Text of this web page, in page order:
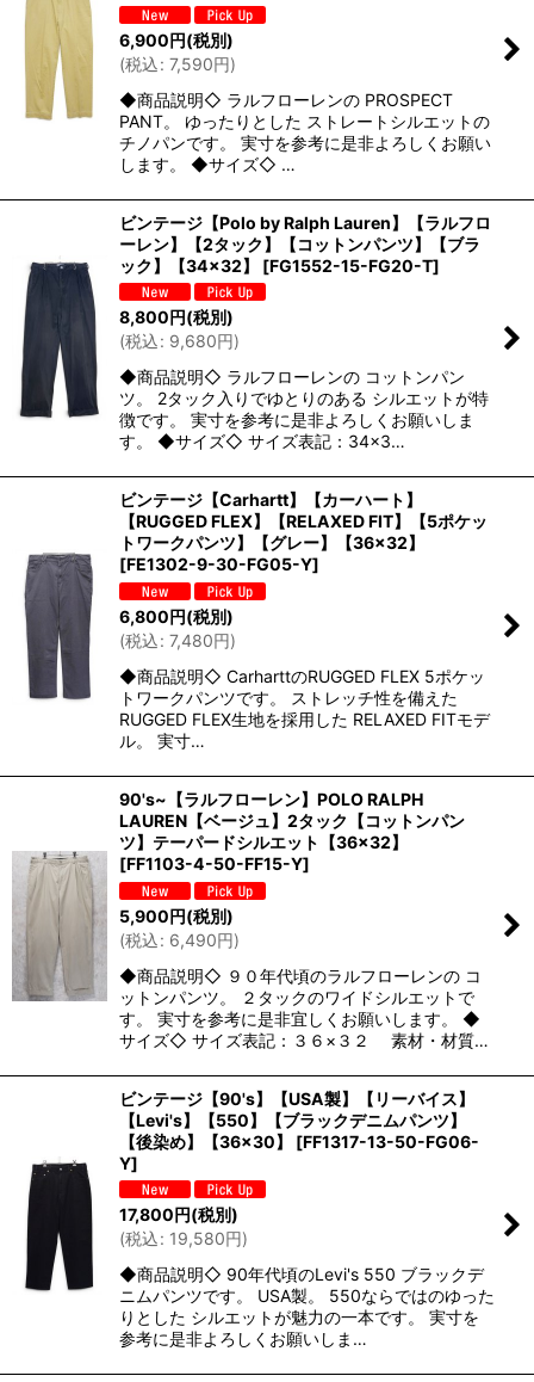
6,900円(税別)
(税込: 7,590円)
◆商品説明◇ ラルフローレンの PROSPECT
PANT。 ゆったりとした ストレートシルエットの
チノパンです。 実寸を参考に是非よろしくお願い
します。 ◆サイズ◇ …
ビンテージ【Polo by Ralph Lauren】【ラルフロ
ーレン】【2タック】【コットンパンツ】【ブラ
ック】【34×32】
[FG1552-15-FG20-T]
8,800円(税別)
(税込: 9,680円)
◆商品説明◇ ラルフローレンの コットンパン
ツ。 2タック入りでゆとりのある シルエットが特
徴です。 実寸を参考に是非よろしくお願いしま
す。 ◆サイズ◇ サイズ表記：34×3…
ビンテージ【Carhartt】【カーハート】
【RUGGED FLEX】【RELAXED FIT】【5ポケッ
トワークパンツ】【グレー】【36×32】
[FE1302-9-30-FG05-Y]
6,800円(税別)
(税込: 7,480円)
◆商品説明◇ CarharttのRUGGED FLEX 5ポケッ
トワークパンツです。 ストレッチ性を備えた
RUGGED FLEX生地を採用した RELAXED FITモデ
ル。 実寸…
90's~【ラルフローレン】POLO RALPH
LAUREN【ベージュ】2タック【コットンパン
ツ】テーパードシルエット【36×32】
[FF1103-4-50-FF15-Y]
5,900円(税別)
(税込: 6,490円)
◆商品説明◇ ９０年代頃のラルフローレンの コ
ットンパンツ。 ２タックのワイドシルエットで
す。 実寸を参考に是非宜しくお願いします。 ◆
サイズ◇ サイズ表記：３６×３２ 素材・材質…
ビンテージ【90's】【USA製】【リーバイス】
【Levi's】【550】【ブラックデニムパンツ】
【後染め】【36×30】
[FF1317-13-50-FG06-
Y]
17,800円(税別)
(税込: 19,580円)
◆商品説明◇ 90年代頃のLevi's 550 ブラックデ
ニムパンツです。 USA製。 550ならではのゆった
りとした シルエットが魅力の一本です。 実寸を
参考に是非よろしくお願いしま…